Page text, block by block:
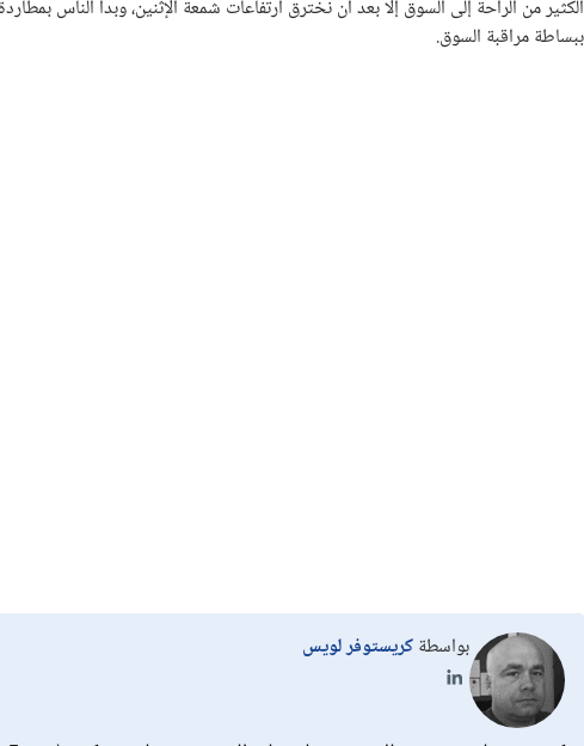
الكثير من الراحة إلى السوق إلا بعد أن نخترق ارتفاعات شمعة الإثنين، وبدأ الناس
ببساطة مراقبة السوق.
بواسطةكريستوفر لويس